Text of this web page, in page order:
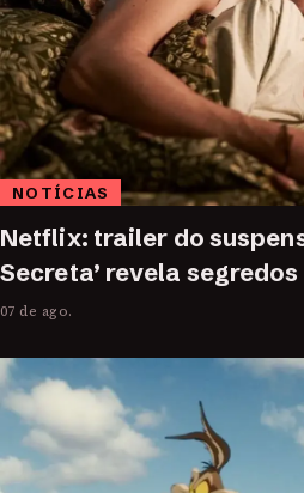
NOTÍCIAS
Netflix: trailer do
Secreta’ revela segredos
07 de ago.